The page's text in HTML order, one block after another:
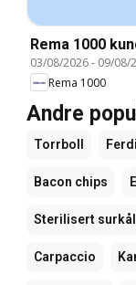
Rema 1000
03/08/2026- 09/08/
Rema 1000
Andre
Torrboll
Bacon chips
Sterilisert surkål
Carpaccio